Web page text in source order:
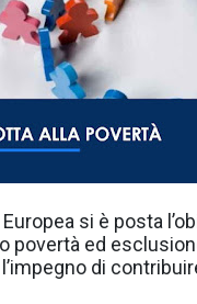
Europea si è posta
ed
di